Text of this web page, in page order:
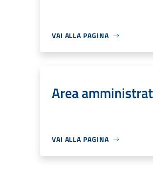
VAI ALLA PAGINA
Area
VAI ALLA PAGINA